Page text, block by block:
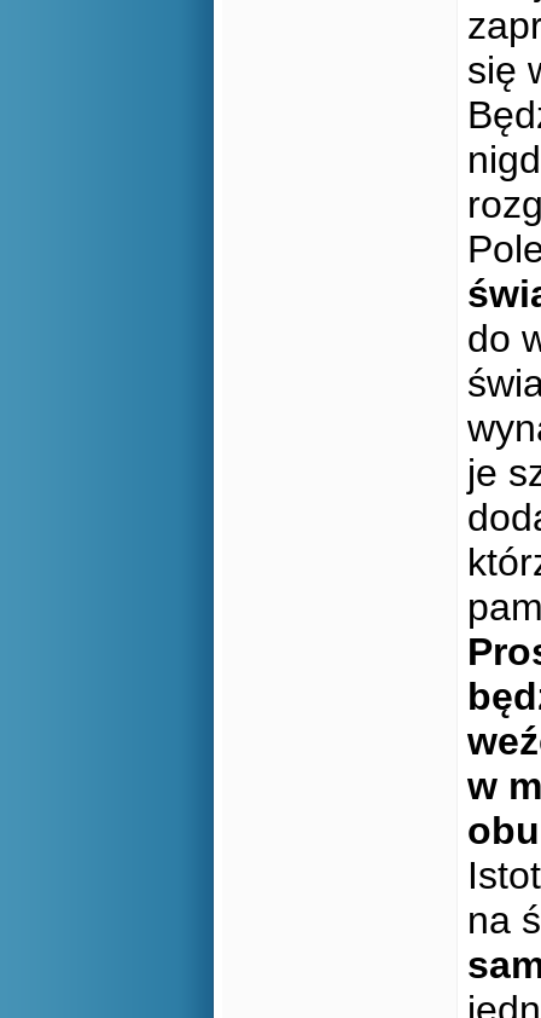
się
do
je
w
na